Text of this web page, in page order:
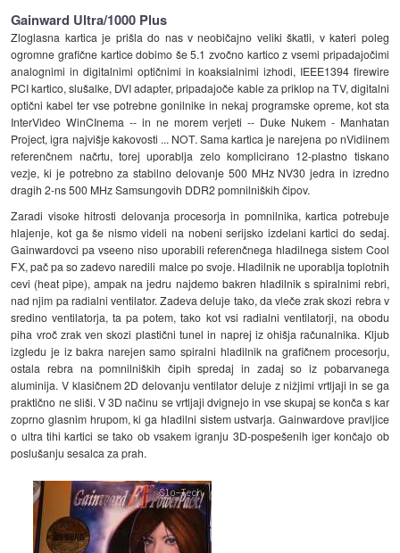
Gainward Ultra/1000 Plus
Zloglasna kartica je prišla do nas v neobičajno veliki škatli, v kateri poleg
ogromne grafične kartice dobimo še 5.1 zvočno kartico z vsemi pripadajočimi
analognimi in digitalnimi optičnimi in koaksialnimi izhodi, IEEE1394 firewire
PCI kartico, slušalke, DVI adapter, pripadajoče kable za priklop na TV, digitalni
optični kabel ter vse potrebne gonilnike in nekaj programske opreme, kot sta
InterVideo WinCInema -- in ne morem verjeti -- Duke Nukem - Manhatan
Project, igra najvišje kakovosti ... NOT. Sama kartica je narejena po nVidiinem
referenčnem načrtu, torej uporablja zelo komplicirano 12-plastno tiskano
vezje, ki je potrebno za stabilno delovanje 500 MHz NV30 jedra in izredno
dragih 2-ns 500 MHz Samsungovih DDR2 pomnilniških čipov.
Zaradi visoke hitrosti delovanja procesorja in pomnilnika, kartica potrebuje
hlajenje, kot ga še nismo videli na nobeni serijsko izdelani kartici do sedaj.
Gainwardovci pa vseeno niso uporabili referenčnega hladilnega sistem Cool
FX, pač pa so zadevo naredili malce po svoje. Hladilnik ne uporablja toplotnih
cevi (heat pipe), ampak na jedru najdemo bakren hladilnik s spiralnimi rebri,
nad njim pa radialni ventilator. Zadeva deluje tako, da vleče zrak skozi rebra v
sredino ventilatorja, ta pa potem, tako kot vsi radialni ventilatorji, na obodu
piha vroč zrak ven skozi plastični tunel in naprej iz ohišja računalnika. Kljub
izgledu je iz bakra narejen samo spiralni hladilnik na grafičnem procesorju,
ostala rebra na pomnilniških čipih spredaj in zadaj so iz pobarvanega
aluminija. V klasičnem 2D delovanju ventilator deluje z nižjimi vrtljaji in se ga
praktično ne sliši. V 3D načinu se vrtljaji dvignejo in vse skupaj se konča s kar
zoprno glasnim hrupom, ki ga hladilni sistem ustvarja. Gainwardove pravljice
o ultra tihi kartici se tako ob vsakem igranju 3D-pospešenih iger končajo ob
poslušanju sesalca za prah.